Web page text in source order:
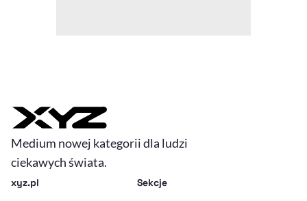
Medium nowej kategorii dla ludzi
ciekawych świata.
xyz.pl Sekcje